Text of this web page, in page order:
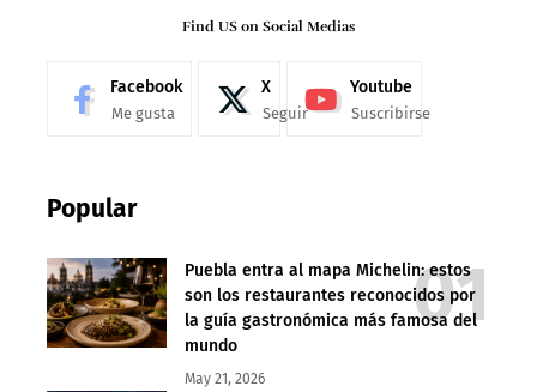
Find US on Social Medias
Facebook
Me gusta
X
Seguir
Youtube
Suscribirse
Popular
Puebla entra al mapa Michelin: estos
son los restaurantes reconocidos por
la guía gastronómica más famosa del
mundo
May 21, 2026